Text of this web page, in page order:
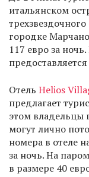
итальянском
трехзвездочного
городке
117 евро за
Отель Helios
предлагает
этом владельцы
могут лично
номера в отеле
за ночь. На
в размере 40